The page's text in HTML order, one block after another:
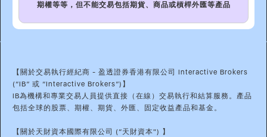
期權等等，但不能交易包括期貨、商品或槓桿外匯等產品
【關於交易執行經紀商 - 盈透證券香港有限公司 Interactive Brokers
(“IB” 或 “Interactive Brokers”)】
IB為機構和專業交易人員提供直接（在線）交易執行和結算服務。產品
包括全球的股票、期權、期貨、外匯、固定收益產品和基金。
【關於天財資本國際有限公司 (“天財資本") 】